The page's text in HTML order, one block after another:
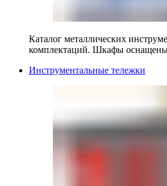
Каталог металлических
комплектаций. Шкафы
Инструментальные тележки